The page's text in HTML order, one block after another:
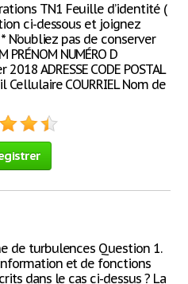
TN1 Feuille d’identité (
ci-dessous et joignez
pas de conserver
NUMÉRO D
2018 ADRESSE CODE POSTAL
Cellulaire COURRIEL Nom de
de turbulences Question 1.
et de fonctions
dans le cas ci-dessus ? La